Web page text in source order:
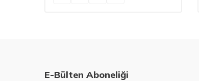
E-Bülten Aboneliği